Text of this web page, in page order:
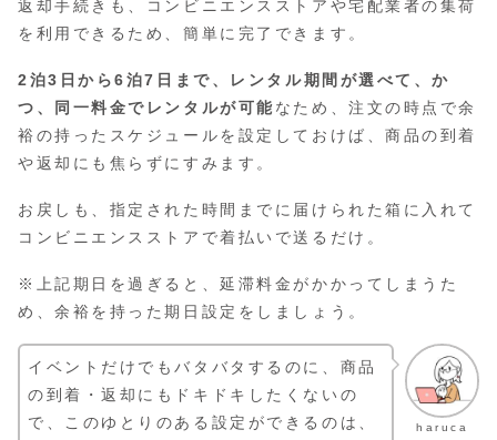
返却手続きも、コンビニエンスストアや宅配業者の集荷
を利用できるため、簡単に完了できます。
2泊3日から6泊7日まで、レンタル期間が選べて、か
つ、同一料金でレンタルが可能なため、注文の時点で余
裕の持ったスケジュールを設定しておけば、商品の到着
や返却にも焦らずにすみます。
お戻しも、指定された時間までに届けられた箱に入れて
コンビニエンスストアで着払いで送るだけ。
※上記期日を過ぎると、延滞料金がかかってしまうた
め、余裕を持った期日設定をしましょう。
haruca
イベントだけでもバタバタするのに、商品
の到着・返却にもドキドキしたくないの
で、このゆとりのある設定ができるのは、